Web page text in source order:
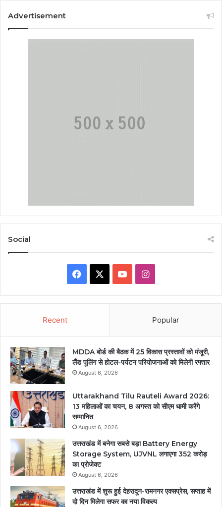
Advertisement
Social
Facebook YouTubeInstagram
Recent Popular
MDDA बोर्ड की बैठक में 25 विकास प्रस्तावों को मंजूरी,
लैंड पूलिंग से होटल-पर्यटन परियोजनाओं को मिलेगी रफ्तार
August 6, 2026
Uttarakhand Tilu Rauteli Award 2026:
13 महिलाओं का चयन, 8 अगस्त को सीएम धामी करेंगे
सम्मानित
August 6, 2026
उत्तराखंड में बनेगा सबसे बड़ा Battery Energy
Storage System, UJVNL लगाएगा 352 करोड़
का प्रोजेक्ट
August 6, 2026
उत्तराखंड में शुरू हुई देहरादून-रामनगर एक्सप्रेस, सप्ताह में
दो दिन मिलेगा सफर का नया विकल्प